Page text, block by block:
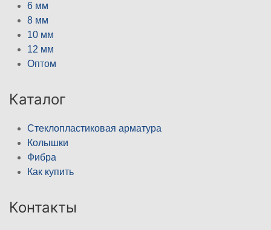
6 мм
8 мм
10 мм
12 мм
Оптом
Каталог
Стеклопластиковая арматура
Колышки
Фибра
Как купить
Контакты